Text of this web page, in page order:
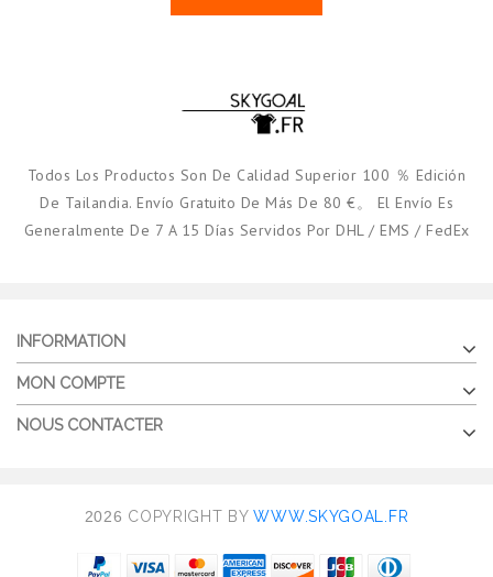
Todos Los Productos Son De Calidad Superior 100 ％ Edición
De Tailandia. Envío Gratuito De Más De 80 €。 El Envío Es
Generalmente De 7 A 15 Días Servidos Por DHL / EMS / FedEx
INFORMATION
MON COMPTE
NOUS CONTACTER
2026 COPYRIGHT BYWWW.SKYGOAL.FR